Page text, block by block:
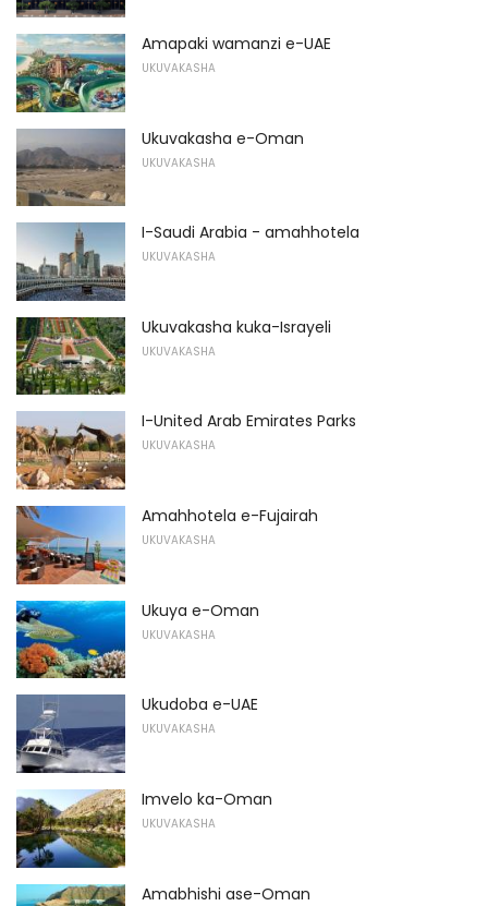
Amapaki wamanzi e-UAE
UKUVAKASHA
Ukuvakasha e-Oman
UKUVAKASHA
I-Saudi Arabia - amahhotela
UKUVAKASHA
Ukuvakasha kuka-Israyeli
UKUVAKASHA
I-United Arab Emirates Parks
UKUVAKASHA
Amahhotela e-Fujairah
UKUVAKASHA
Ukuya e-Oman
UKUVAKASHA
Ukudoba e-UAE
UKUVAKASHA
Imvelo ka-Oman
UKUVAKASHA
Amabhishi ase-Oman